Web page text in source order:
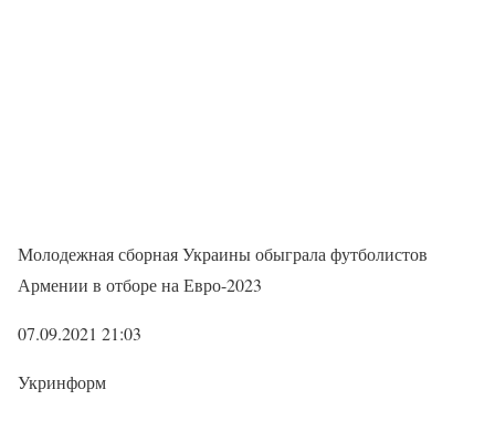
Молодежная сборная Украины обыграла футболистов
Армении в отборе на Евро-2023
07.09.2021 21:03
Укринформ